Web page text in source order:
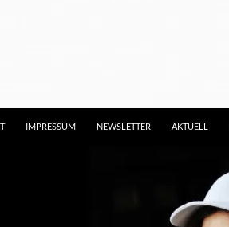
IMPRESSUM NEWSLETTER AKTUELL